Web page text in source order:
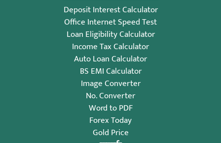
Deposit Interest Calculator
Office Internet Speed Test
Loan Eligibility Calculator
Income Tax Calculator
Auto Loan Calculator
BS EMI Calculator
Image Converter
No. Converter
Word to PDF
Forex Today
Gold Price